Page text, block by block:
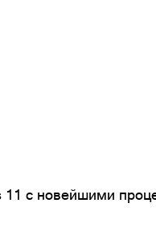
с новейшими